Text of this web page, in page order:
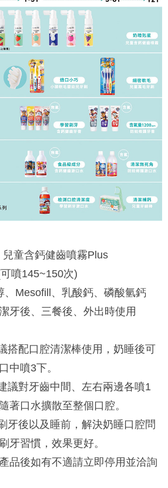
童含鈣健齒噴霧Plus
噴145~150次)
、Mesofill、乳酸鈣、磷酸氫鈣
牙後、三餐後、外出時使用
搭配口腔清潔棒使用，奶睡後可
中噴3下。
議對牙齒中間、左右兩邊各噴1
著口水擴散至整個口腔。
牙後以及睡前，解決奶睡口腔問
牙習慣，效果更好。
品後如有不適請立即停用並洽詢